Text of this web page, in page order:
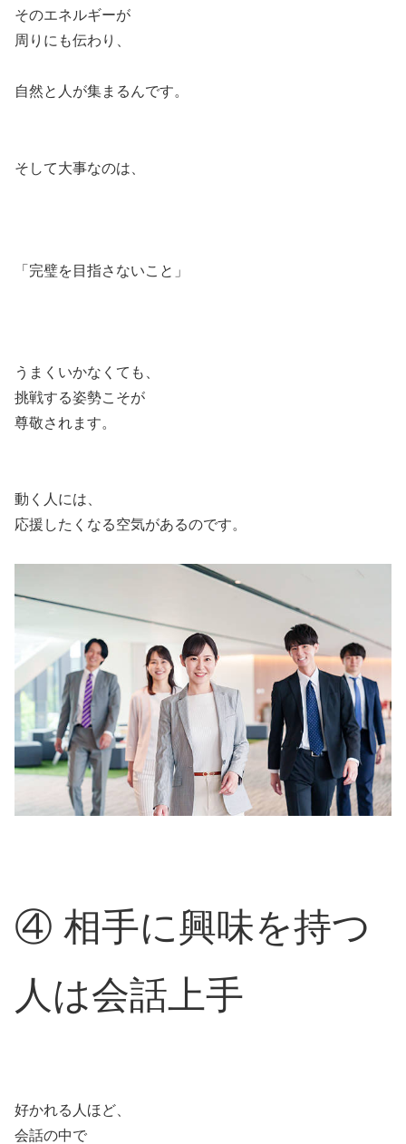
そのエネルギーが
周りにも伝わり、
自然と人が集まるんです。
そして大事なのは、
「完璧を目指さないこと」
うまくいかなくても、
挑戦する姿勢こそが
尊敬されます。
動く人には、
応援したくなる空気があるのです。
④ 相手に興味を持つ
人は会話上手
好かれる人ほど、
会話の中で